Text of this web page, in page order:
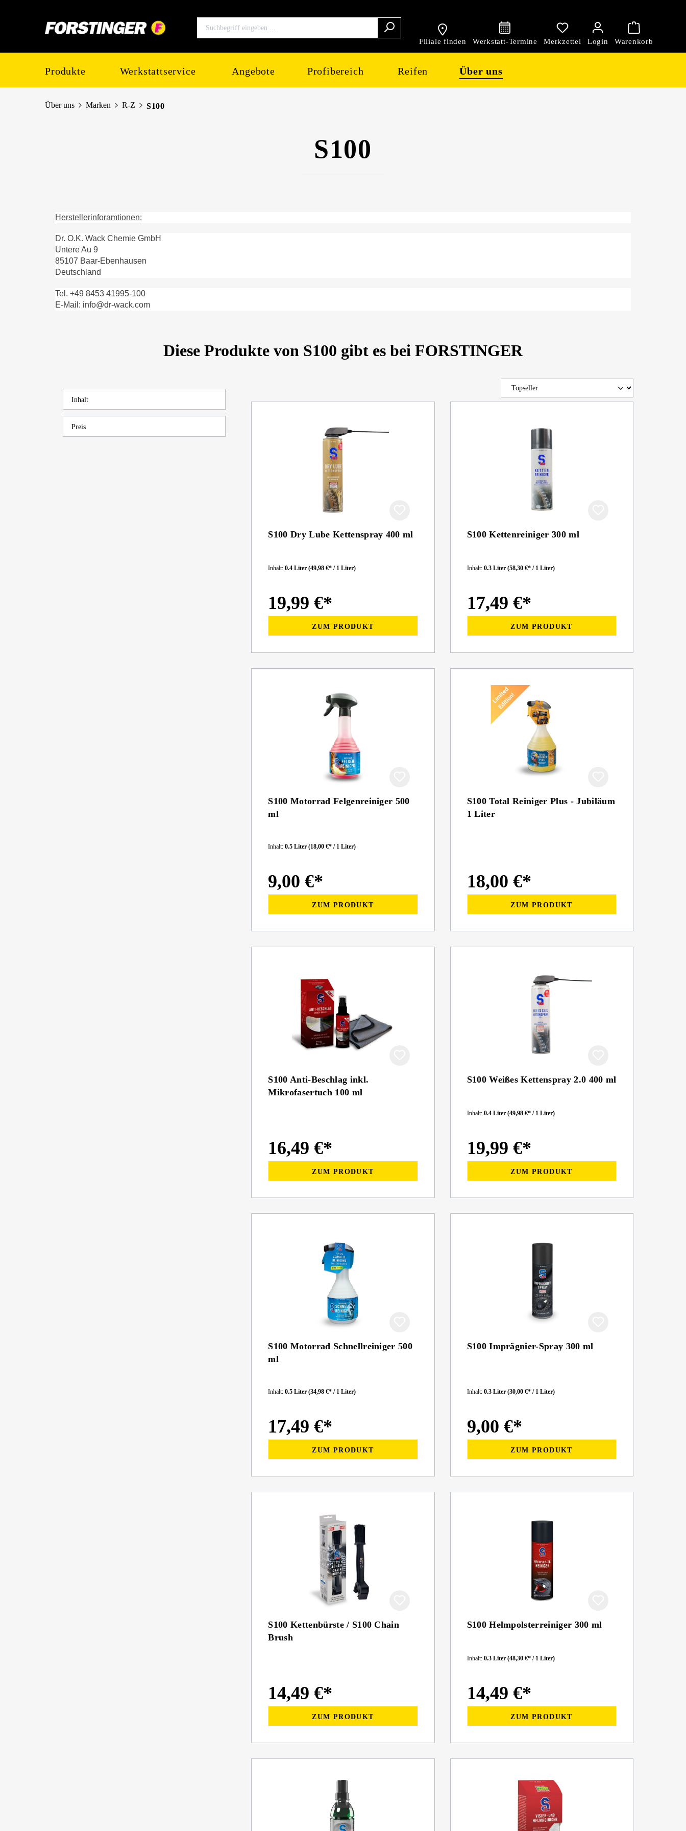
Filiale finden
Produkte Werkstattservice Angebote Profibereich Reifen Über uns
Über uns Marken R-Z S100
S100
Herstellerinforamtionen:
Dr. O.K. Wack Chemie GmbH
Untere Au 9
85107 Baar-Ebenhausen
Deutschland
Tel. +49 8453 41995-100
E-Mail: info@dr-wack.com
Diese Produkte von S100 gibt es bei FORSTINGER
Inhalt
Preis
S100 Dry Lube Kettenspray 400 ml
Inhalt:0.4 Liter(49,98 €* / 1 Liter)
19,99 €*
ZUM PRODUKT
S100 Kettenreiniger 300 ml
Inhalt: 0.3 Liter (58,30 €* / 1 Liter)
17,49 €*
ZUM PRODUKT
S100 Motorrad Felgenreiniger 500
ml
Inhalt:0.5 Liter(18,00 €* / 1 Liter)
9,00 €*
ZUM PRODUKT
S100 Total Reiniger Plus - Jubiläum
1 Liter
18,00 €*
ZUM PRODUKT
S100 Anti-Beschlag inkl.
Mikrofasertuch 100 ml
16,49 €*
ZUM PRODUKT
S100 Weißes Kettenspray 2.0 400 ml
Inhalt: 0.4 Liter (49,98 €* / 1 Liter)
19,99 €*
ZUM PRODUKT
S100 Motorrad Schnellreiniger 500
ml
Inhalt:0.5 Liter(34,98 €* / 1 Liter)
17,49 €*
ZUM PRODUKT
S100 Imprägnier-Spray 300 ml
Inhalt: 0.3 Liter (30,00 €* / 1 Liter)
9,00 €*
ZUM PRODUKT
S100 Kettenbürste / S100 Chain
Brush
14,49 €*
ZUM PRODUKT
S100 Helmpolsterreiniger 300 ml
Inhalt: 0.3 Liter (48,30 €* / 1 Liter)
14,49 €*
ZUM PRODUKT